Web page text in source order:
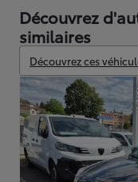
Découvrez
similaires
Découvrez ces